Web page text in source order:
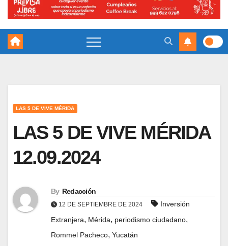
LAS 5 DE VIVE MÉRIDA
LAS 5 DE VIVE MÉRIDA
12.09.2024
By Redacción
12 DE SEPTIEMBRE DE 2024
Inversión
Extranjera, Mérida, periodismo ciudadano,
Rommel Pacheco, Yucatán